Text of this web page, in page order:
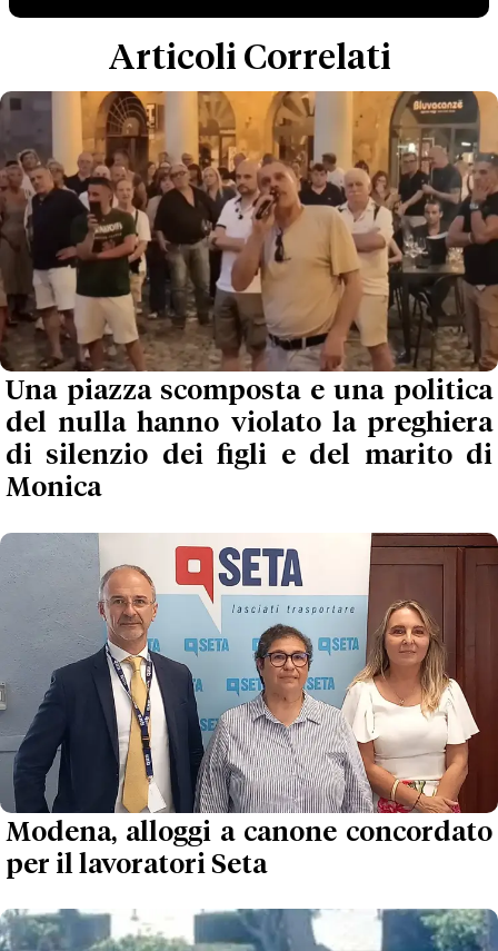
Articoli Correlati
Una piazza scomposta e una politica
del nulla hanno violato la preghiera
di silenzio dei figli e del marito di
Monica
Modena, alloggi a canone concordato
per il lavoratori Seta